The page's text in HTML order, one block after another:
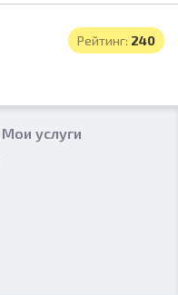
Рейтинг: 240
Мои услуги